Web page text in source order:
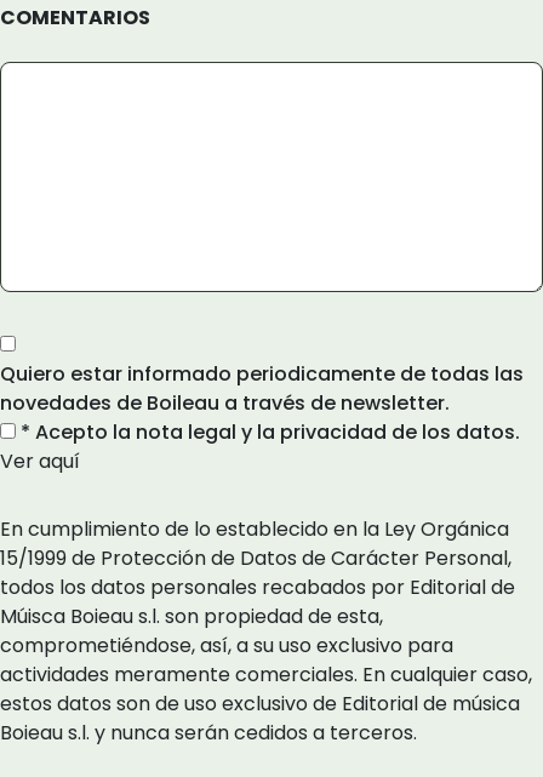
COMENTARIOS
Quiero estar informado periodicamente de todas las
novedades de Boileau a través de newsletter.
* Acepto la nota legal y la privacidad de los datos.
Ver aquí
En cumplimiento de lo establecido en la Ley Orgánica
15/1999 de Protección de Datos de Carácter Personal,
todos los datos personales recabados por Editorial de
Múisca Boieau s.l. son propiedad de esta,
comprometiéndose, así, a su uso exclusivo para
actividades meramente comerciales. En cualquier caso,
estos datos son de uso exclusivo de Editorial de música
Boieau s.l. y nunca serán cedidos a terceros.